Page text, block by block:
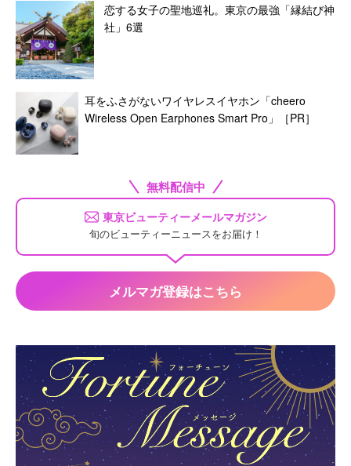
恋する女子の聖地巡礼。東京の最強「縁結び神
社」6選
耳をふさがないワイヤレスイヤホン「cheero
Wireless Open Earphones Smart Pro」［PR］
無料配信中
東京ビューティーメールマガジン
旬のビューティーニュースをお届け！
メルマガ登録はこちら